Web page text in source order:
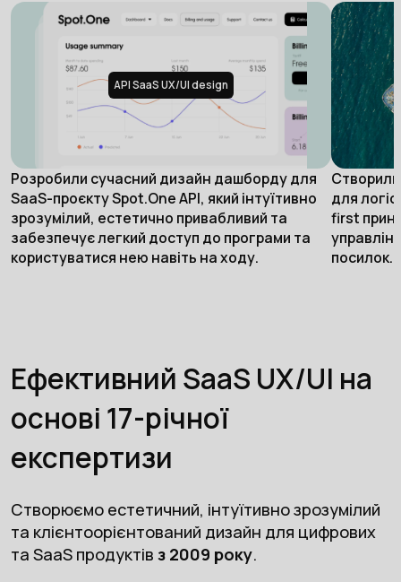
API SaaS UX/UI design
Розробили сучасний дизайн дашборду для
SaaS-проєкту Spot.One API, який інтуїтивно
зрозумілий, естетично привабливий та
забезпечує легкий доступ до програми та
користуватися нею навіть на ходу.
для
first
посилок.
Ефективний SaaS UX/UI на
основі 17-річної
експертизи
Створюємо естетичний, інтуїтивно зрозумілий
та клієнтоорієнтований дизайн для цифрових
та SaaS продуктів з 2009 року.